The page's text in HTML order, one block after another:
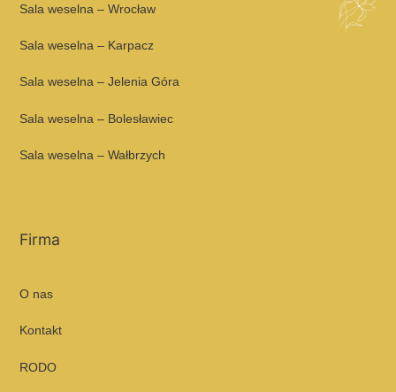
Sala weselna – Wrocław
Sala weselna – Karpacz
Sala weselna – Jelenia Góra
Sala weselna – Bolesławiec
Sala weselna – Wałbrzych
Firma
O nas
Kontakt
RODO